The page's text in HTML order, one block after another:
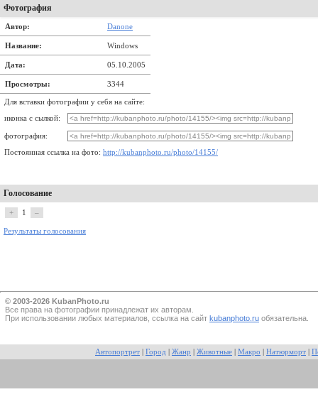
Фотография
Автор: Danone
Название: Windows
Дата: 05.10.2005
Просмотры: 3344
Для вставки фотографии у себя на сайте:
иконка с сылкой:
фотография:
Постоянная ссылка на фото: http://kubanphoto.ru/photo/14155/
Голосование
+ 1 –
Результаты голосования
© 2003-2026 KubanPhoto.ru
Все прaва на фотографии принадлежат их авторам.
При использовании любых материалов, ссылка на сайт kubanphoto.ru обязательна.
Автопортрет Город Жанр Животные Макро Натюрморт